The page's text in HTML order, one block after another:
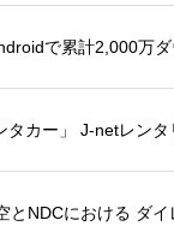
で累計2,000万
カー」 J-netレン
とNDCにおける ダ